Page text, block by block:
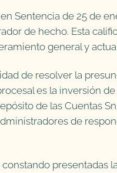
Sentencia de 25 de
de hecho. Esta
general y
de resolver la
es la inversión
de las Cuentas
de
presentadas